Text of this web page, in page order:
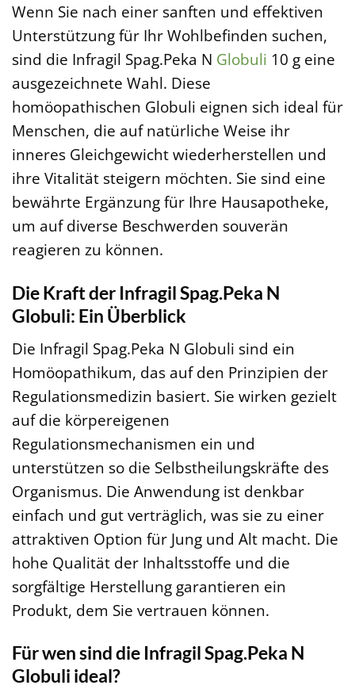
Wenn Sie nach einer sanften und effektiven
Unterstützung für Ihr Wohlbefinden suchen,
sind die Infragil Spag.Peka N Globuli 10 g eine
ausgezeichnete Wahl. Diese
homöopathischen Globuli eignen sich ideal für
Menschen, die auf natürliche Weise ihr
inneres Gleichgewicht wiederherstellen und
ihre Vitalität steigern möchten. Sie sind eine
bewährte Ergänzung für Ihre Hausapotheke,
um auf diverse Beschwerden souverän
reagieren zu können.
Die Kraft der Infragil Spag.Peka N
Globuli: Ein Überblick
Die Infragil Spag.Peka N Globuli sind ein
Homöopathikum, das auf den Prinzipien der
Regulationsmedizin basiert. Sie wirken gezielt
auf die körpereigenen
Regulationsmechanismen ein und
unterstützen so die Selbstheilungskräfte des
Organismus. Die Anwendung ist denkbar
einfach und gut verträglich, was sie zu einer
attraktiven Option für Jung und Alt macht. Die
hohe Qualität der Inhaltsstoffe und die
sorgfältige Herstellung garantieren ein
Produkt, dem Sie vertrauen können.
Für wen sind die Infragil Spag.Peka N
Globuli ideal?